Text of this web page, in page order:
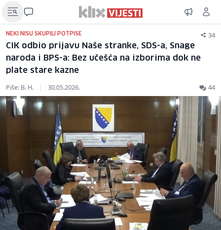
NEKI NISU SKUPILI POTPISE 34
CIK odbio prijavu Naše stranke, SDS-a, Snage
naroda i BPS-a: Bez učešća na izborima dok ne
plate stare kazne
Piše: B. H. | 30.05.2026. 44